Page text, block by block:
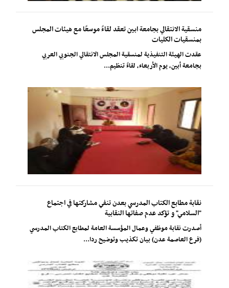
منسقية الانتقالي بجامعة ابين تعقد لقاءً موسعًا مع هيئات المجلس
بمنسقيات الكليات
عقدت الهيئة التنفيذية لمنسقية المجلس الانتقالي الجنوبي العربي
بجامعة أبين، يوم الأربعاء، لقاءً تنظيم...
نقابة مطابع الكتاب المدرسي بعدن تنفي مشاركتها في اجتماع
"السلامي" و تؤكد عدم صفاتها النقابية
أصدرت نقابة موظفي وعمال المؤسسة العامة لمطابع الكتاب المدرسي
(فرع العاصمة عدن) بيان تكذيب وتوضيح ردا...